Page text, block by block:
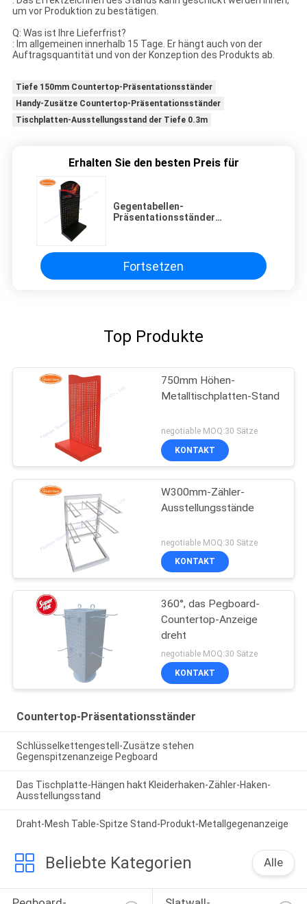
um vor Produktion zu bestätigen.
Q: Was ist Ihre Lieferfrist?
: Im allgemeinen innerhalb 15 Tage. Er hängt auch von der
Auftragsquantität und von der Konzeption des Produkts ab.
Tiefe 150mm Countertop-Präsentationsständer
Handy-Zusätze Countertop-Präsentationsständer
Tischplatten-Ausstellungsstand der Tiefe 0.3m
Erhalten Sie den besten Preis für
Gegentabellen-
Präsentationsständer
Fortsetzen
Top Produkte
750mm Höhen-
Metalltischplatten-Stand
negotiable MOQ:30 Sätze
KONTAKT
W300mm-Zähler-
Ausstellungsstände
negotiable MOQ:30 Sätze
KONTAKT
360°, das Pegboard-
Countertop-Anzeige
dreht
negotiable MOQ:30 Sätze
KONTAKT
Countertop-Präsentationsständer
Schlüsselkettengestell-Zusätze stehen
Gegenspitzenanzeige Pegboard
Das Tischplatte-Hängen hakt Kleiderhaken-Zähler-Haken-
Ausstellungsstand
Draht-Mesh Table-Spitze Stand-Produkt-Metallgegenanzeige
Beliebte Kategorien Alle